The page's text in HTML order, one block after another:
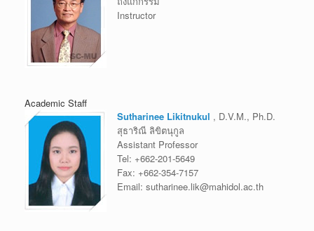
Instructor
Academic Staff
Sutharinee Likitnukul , D.V.M., Ph.D.
สุธาริณี ลิขิตนุกูล
Assistant Professor
Tel: +662-201-5649
Fax: +662-354-7157
Email: sutharinee.lik@mahidol.ac.th